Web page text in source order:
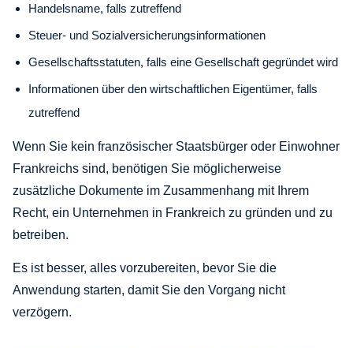
Handelsname, falls zutreffend
Steuer- und Sozialversicherungsinformationen
Gesellschaftsstatuten, falls eine Gesellschaft gegründet wird
Informationen über den wirtschaftlichen Eigentümer, falls
zutreffend
Wenn Sie kein französischer Staatsbürger oder Einwohner
Frankreichs sind, benötigen Sie möglicherweise
zusätzliche Dokumente im Zusammenhang mit Ihrem
Recht, ein Unternehmen in Frankreich zu gründen und zu
betreiben.
Es ist besser, alles vorzubereiten, bevor Sie die
Anwendung starten, damit Sie den Vorgang nicht
verzögern.